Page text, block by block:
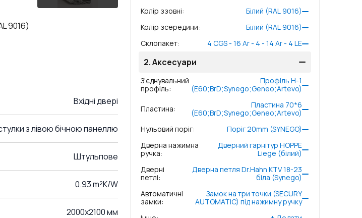
9016)
Вхідні двері
з лівою бічною панеллю
Штульпове
0.93 m²K/W
2000x2100 мм
Колір ззовні:
Білий (RAL 9016)
Колір зсередини:
Білий (RAL 9016)
Склопакет: 4 CGS - 16 Ar - 4 - 14 Ar - 4 LE
2.Аксесуари
З'єднувальний
профіль:
Профіль Н-1
(E60;BrD;Synego;Geneo;Artevo)
Пластина:
Пластина 70*6
(E60;BrD;Synego;Geneo;Artevo)
Нульовий поріг:
Поріг 20mm (SYNEGO)
Дверна нажимна
ручка:
Дверний гарнітур HOPPE
Liege (білий)
Дверні
петлі:
Дверна петля Dr.Hahn KTV 18-23
біла (Synego)
Автоматичні
замки:
Замок на три точки (SECURY
AUTOMATIC) під нажимну ручку